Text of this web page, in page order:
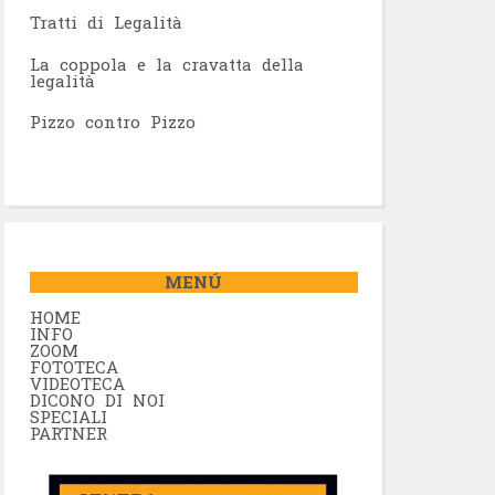
Tratti di Legalità
La coppola e la cravatta della
legalità
Pizzo contro Pizzo
MENÚ
HOME
INFO
ZOOM
FOTOTECA
VIDEOTECA
DICONO DI NOI
SPECIALI
PARTNER